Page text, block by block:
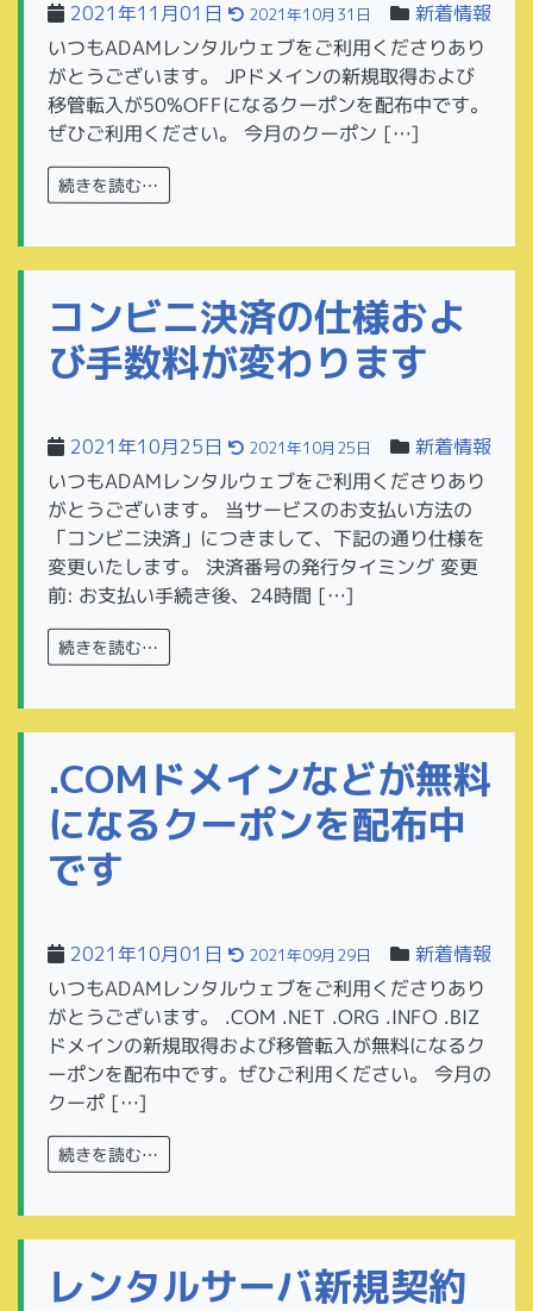
2021年11月01日 2021年10月31日 新着情報
いつもADAMレンタルウェブをご利用くださりあり
がとうございます。 JPドメインの新規取得および
移管転入が50%OFFになるクーポンを配布中です。
ぜひご利用ください。 今月のクーポン […]
続きを読む…
コンビニ決済の仕様およ
び手数料が変わります
2021年10月25日 2021年10月25日 新着情報
いつもADAMレンタルウェブをご利用くださりあり
がとうございます。 当サービスのお支払い方法の
「コンビニ決済」につきまして、下記の通り仕様を
変更いたします。 決済番号の発行タイミング 変更
前: お支払い手続き後、24時間 […]
続きを読む…
.COMドメインなどが無料
になるクーポンを配布中
です
2021年10月01日 2021年09月29日 新着情報
いつもADAMレンタルウェブをご利用くださりあり
がとうございます。 .COM .NET .ORG .INFO .BIZ
ドメインの新規取得および移管転入が無料になるク
ーポンを配布中です。ぜひご利用ください。 今月の
クーポ […]
続きを読む…
レンタルサーバ新規契約